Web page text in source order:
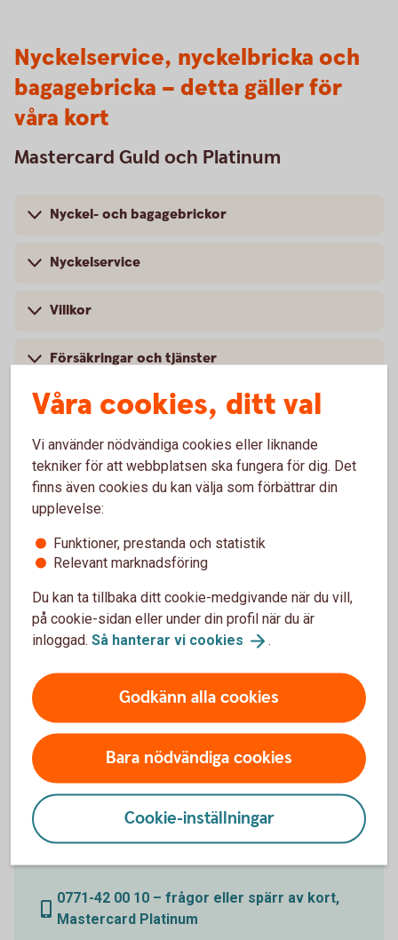
Nyckelservice, nyckelbricka och
bagagebricka – detta gäller för
våra kort
Mastercard Guld och Platinum
Nyckel- och bagagebrickor
Nyckelservice
Villkor
Försäkringar och tjänster
Kontakt Mastercard Guld
Frågor om försäkring? Tappat kortet? Ett nummer för
alla frågor gällande Mastercard Guld. Spärrservice
öppet dygnet runt och för övriga frågor vardagar
9.00-18.00.
Mastercard Guld
Kontakt Mastercard Platinum
Frågor om försäkring, spärra kortet? Ett nummer för
alla frågor gällande Mastercard Platinum.
Spärrservice öppet dygnet runt och för övriga frågor
0771-42 00 10 – frågor eller spärr av kort,
Mastercard Platinum
Våra cookies, ditt val
Vi använder nödvändiga cookies eller liknande
tekniker för att webbplatsen ska fungera för dig. Det
finns även cookies du kan välja som förbättrar din
upplevelse:
Funktioner, prestanda och statistik
Relevant marknadsföring
Du kan ta tillbaka ditt cookie-medgivande när du vill,
på cookie-sidan eller under din profil när du är
inloggad. Så hanterar vi cookies .
Godkänn alla cookies
Bara nödvändiga cookies
Cookie-inställningar